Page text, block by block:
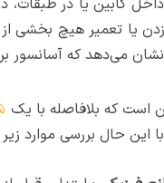
زدن یا تعمیر هیچ بخشی
است که بلافاصله با یک
این حال بررسی موارد زیر کمک